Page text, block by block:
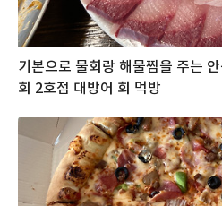
기본으로 물회랑 해물찜을 주는
회 2호점 대방어 회 먹방